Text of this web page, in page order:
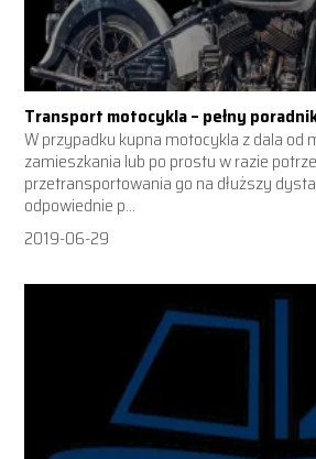
Transport motocykla – pełny
W przypadku kupna motocykla z dala od
zamieszkania lub po prostu w razie
przetransportowania go na dłuższy
odpowiednie p...
2019-06-29